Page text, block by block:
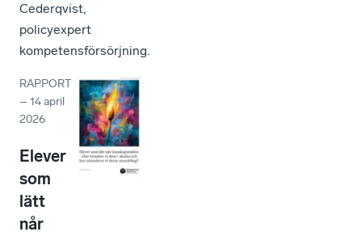
Cederqvist,
policyexpert
kompetensförsörjning.
RAPPORT
–14 april
2026
Elever
som
lätt
når